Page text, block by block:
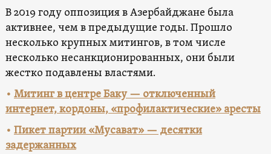
В 2019 году оппозиция в Азербайджане была
активнее, чем в предыдущие годы. Прошло
несколько крупных митингов, в том числе
несколько несанкционированных, они были
жестко подавлены властями.
• Митинг в центре Баку — отключенный
интернет, кордоны, «профилактические» аресты
• Пикет партии «Мусават» — десятки
задержанных